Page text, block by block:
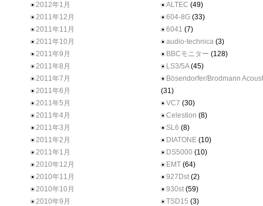
2012年1月
2011年12月
2011年11月
2011年10月
2011年9月
2011年8月
2011年7月
2011年6月
2011年5月
2011年4月
2011年3月
2011年2月
2011年1月
2010年12月
2010年11月
2010年10月
2010年9月
ALTEC (49)
604-8G (33)
6041 (7)
audio-technica (3)
BBCモニター (128)
LS3/5A(45)
Bösendorfer/Brodmann
(31)
VC7 (30)
Celestion (8)
SL6 (8)
DIATONE (10)
DS5000 (10)
EMT (64)
927Dst (2)
930st (59)
TSD15 (3)